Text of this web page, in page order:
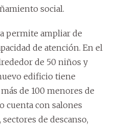
social.
permite ampliar de
de atención. En el
de 50 niños y
edificio tiene
de 100 menores de
cuenta con salones
de descanso,